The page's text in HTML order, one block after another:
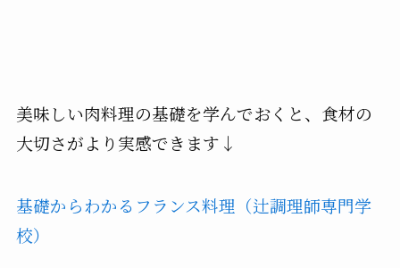
美味しい肉料理の基礎を学んでおくと、食材の
大切さがより実感できます↓
基礎からわかるフランス料理（辻調理師専門学
校）